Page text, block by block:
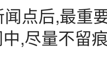
点后,最重
,尽量不留